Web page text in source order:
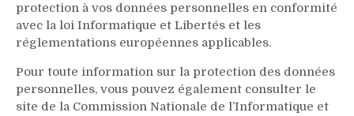
protection à vos données personnelles en conformité
avec la loi Informatique et Libertés et les
réglementations européennes applicables.
Pour toute information sur la protection des données
personnelles, vous pouvez également consulter le
site de la Commission Nationale de l’Informatique et